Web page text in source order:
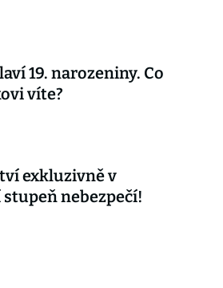
19. narozeniny. Co
víte?
exkluzivně v
nebezpečí!